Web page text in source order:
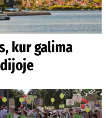
kur galima